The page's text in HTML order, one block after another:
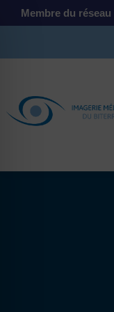
Membre du réseau